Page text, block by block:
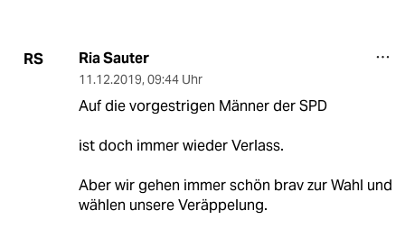
RS Ria Sauter
11.12.2019, 09:44 Uhr
Auf die vorgestrigen Männer der SPD
ist doch immer wieder Verlass.
Aber wir gehen immer schön brav zur Wahl und
wählen unsere Veräppelung.